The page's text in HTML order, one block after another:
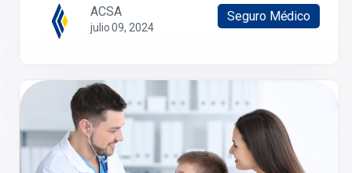
ACSA
julio 09, 2024
Seguro Médico